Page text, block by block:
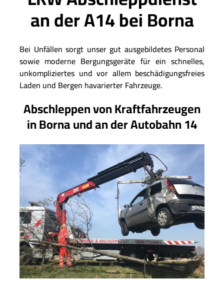
an der A14 bei Borna
Bei Unfällen sorgt unser gut ausgebildetes Personal
sowie moderne Bergungsgeräte für ein schnelles,
unkompliziertes und vor allem beschädigungsfreies
Laden und Bergen havarierter Fahrzeuge.
Abschleppen von Kraftfahrzeugen
in Borna und an der Autobahn 14